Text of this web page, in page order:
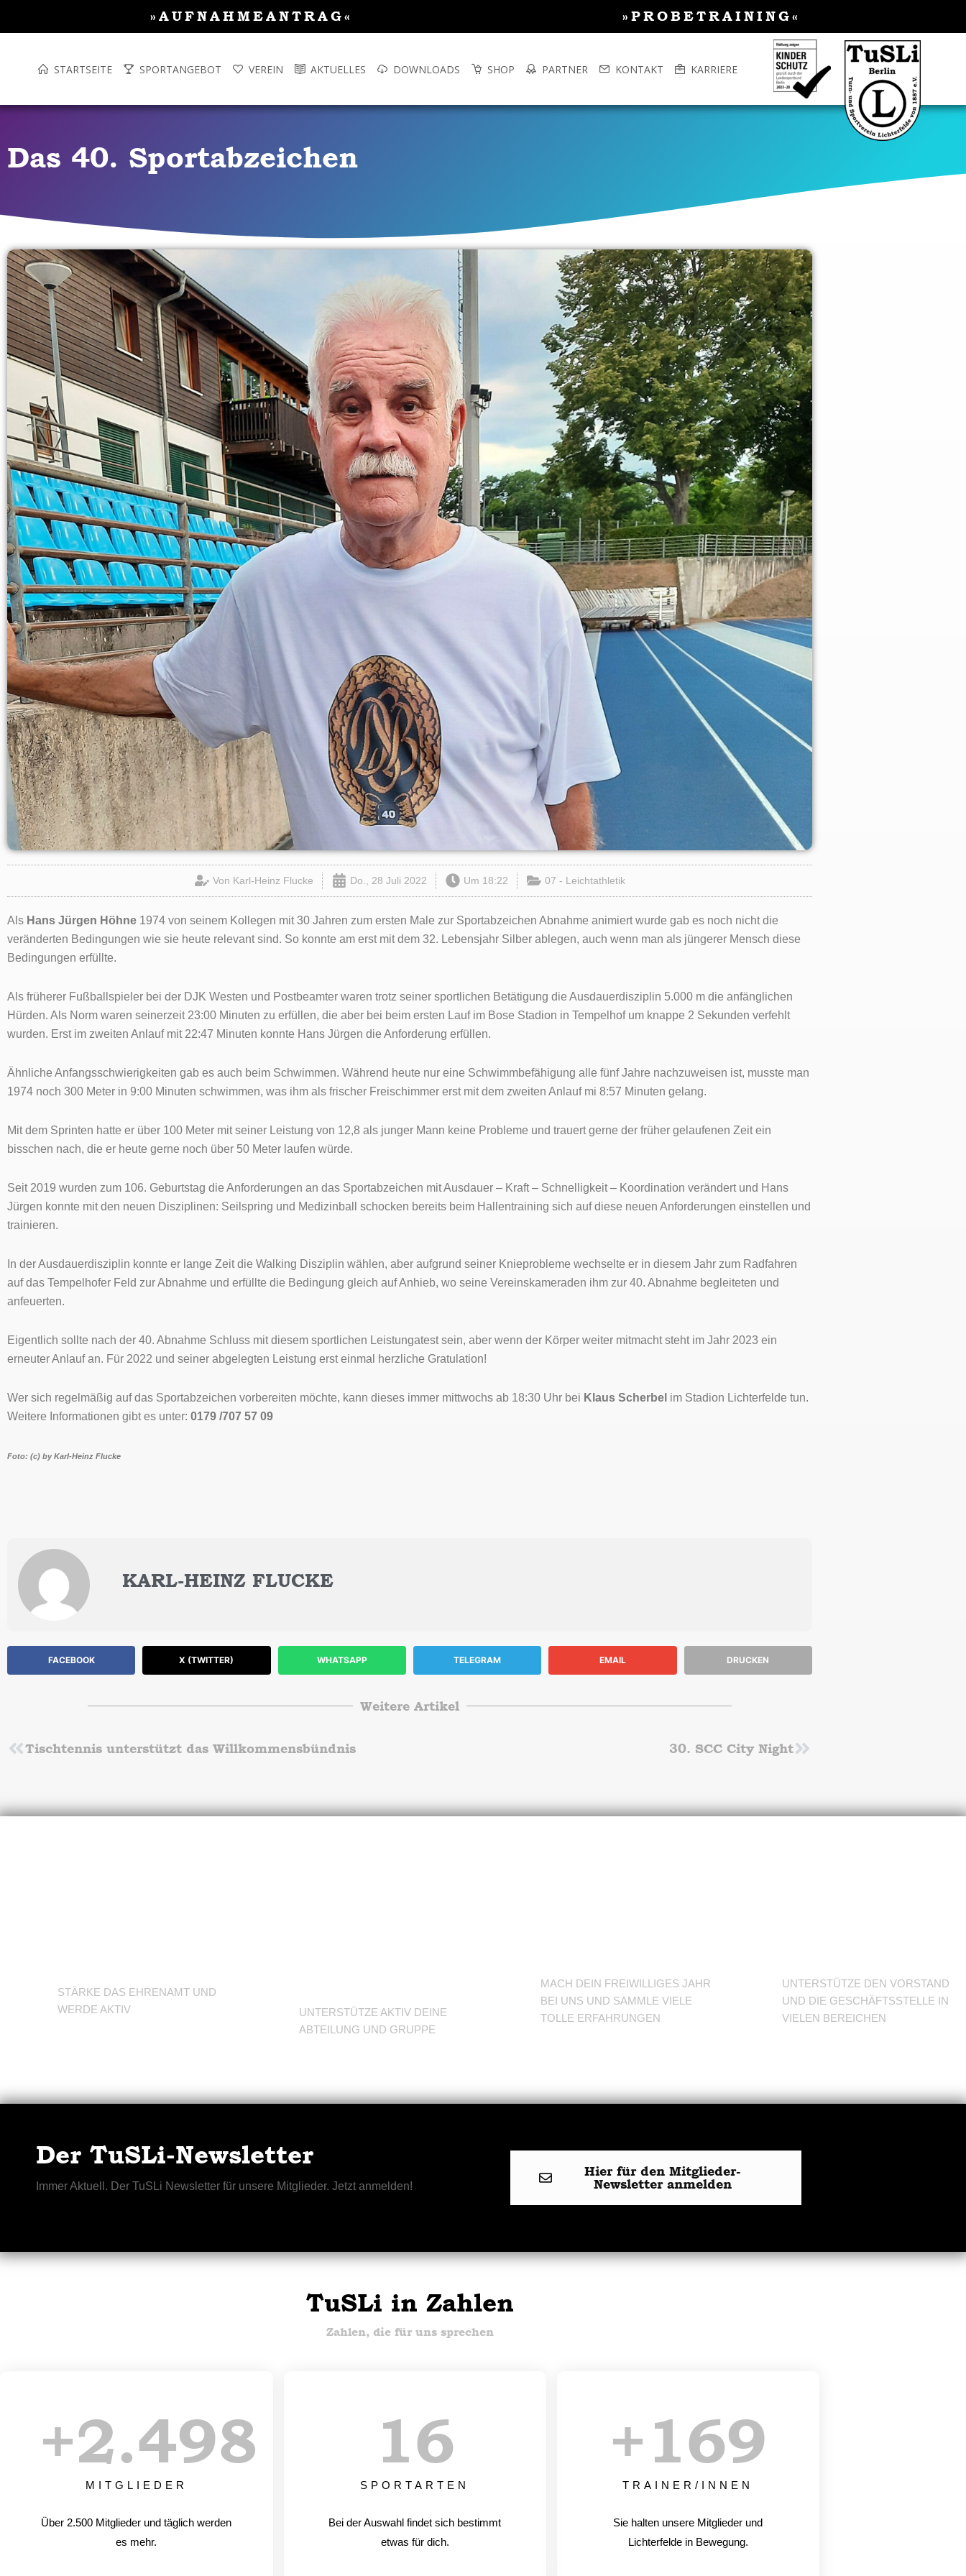
»AUFNAHMEANTRAG« »PROBETRAINING«
STARTSEITE SPORTANGEBOT VEREIN AKTUELLES DOWNLOADS SHOP PARTNER KONTAKT KARRIERE
Das 40. Sportabzeichen
Von Karl-Heinz Flucke Do., 28 Juli 2022 Um 18:22 07 - Leichtathletik
Als Hans Jürgen Höhne 1974 von seinem Kollegen mit 30 Jahren zum ersten Male zur Sportabzeichen Abnahme animiert wurde gab es noch nicht die
veränderten Bedingungen wie sie heute relevant sind. So konnte am erst mit dem 32. Lebensjahr Silber ablegen, auch wenn man als jüngerer Mensch diese
Bedingungen erfüllte.
Als früherer Fußballspieler bei der DJK Westen und Postbeamter waren trotz seiner sportlichen Betätigung die Ausdauerdisziplin 5.000 m die anfänglichen
Hürden. Als Norm waren seinerzeit 23:00 Minuten zu erfüllen, die aber bei beim ersten Lauf im Bose Stadion in Tempelhof um knappe 2 Sekunden verfehlt
wurden. Erst im zweiten Anlauf mit 22:47 Minuten konnte Hans Jürgen die Anforderung erfüllen.
Ähnliche Anfangsschwierigkeiten gab es auch beim Schwimmen. Während heute nur eine Schwimmbefähigung alle fünf Jahre nachzuweisen ist, musste man
1974 noch 300 Meter in 9:00 Minuten schwimmen, was ihm als frischer Freischimmer erst mit dem zweiten Anlauf mi 8:57 Minuten gelang.
Mit dem Sprinten hatte er über 100 Meter mit seiner Leistung von 12,8 als junger Mann keine Probleme und trauert gerne der früher gelaufenen Zeit ein
bisschen nach, die er heute gerne noch über 50 Meter laufen würde.
Seit 2019 wurden zum 106. Geburtstag die Anforderungen an das Sportabzeichen mit Ausdauer – Kraft – Schnelligkeit – Koordination verändert und Hans
Jürgen konnte mit den neuen Disziplinen: Seilspring und Medizinball schocken bereits beim Hallentraining sich auf diese neuen Anforderungen einstellen und
trainieren.
In der Ausdauerdisziplin konnte er lange Zeit die Walking Disziplin wählen, aber aufgrund seiner Knieprobleme wechselte er in diesem Jahr zum Radfahren
auf das Tempelhofer Feld zur Abnahme und erfüllte die Bedingung gleich auf Anhieb, wo seine Vereinskameraden ihm zur 40. Abnahme begleiteten und
anfeuerten.
Eigentlich sollte nach der 40. Abnahme Schluss mit diesem sportlichen Leistungatest sein, aber wenn der Körper weiter mitmacht steht im Jahr 2023 ein
erneuter Anlauf an. Für 2022 und seiner abgelegten Leistung erst einmal herzliche Gratulation!
Wer sich regelmäßig auf das Sportabzeichen vorbereiten möchte, kann dieses immer mittwochs ab 18:30 Uhr bei Klaus Scherbel im Stadion Lichterfelde tun.
Weitere Informationen gibt es unter: 0179 /707 57 09
Foto: (c) by Karl-Heinz Flucke
KARL-HEINZ FLUCKE
FACEBOOK X (TWITTER) WHATSAPP TELEGRAM EMAIL DRUCKEN
Weitere Artikel
Zurück
Tischtennis unterstützt das Willkommensbündnis 30. SCC City NightNächster
STÄRKE DAS EHRENAMT UND
WERDE AKTIV
UNTERSTÜTZE AKTIV DEINE
ABTEILUNG UND GRUPPE
MACH DEIN FREIWILLIGES JAHR
BEI UNS UND SAMMLE VIELE
TOLLE ERFAHRUNGEN
UNTERSTÜTZE DEN VORSTAND
UND DIE GESCHÄFTSSTELLE IN
VIELEN BEREICHEN
Der TuSLi-Newsletter
Immer Aktuell. Der TuSLi Newsletter für unsere Mitglieder. Jetzt anmelden!
Hier für den Mitglieder-
Newsletter anmelden
TuSLi in Zahlen
Zahlen, die für uns sprechen
MITGLIEDER
+2.500
Über 2.500 Mitglieder und täglich werden
es mehr.
SPORTARTEN
17
Bei der Auswahl findet sich bestimmt
etwas für dich.
TRAINER/INNEN
+170
Sie halten unsere Mitglieder und
Lichterfelde in Bewegung.